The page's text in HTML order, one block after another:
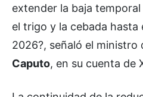
extender la baja
el trigo y la cebada hasta
2026?, señaló el ministro
Caputo, en su cuenta de